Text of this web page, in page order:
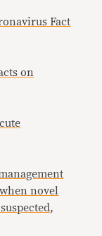
Fact
on
novel
,